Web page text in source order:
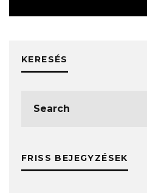
KERESÉS
FRISS BEJEGYZÉSEK